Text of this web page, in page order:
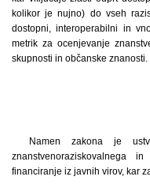
kolikor je nujno) do vseh
dostopni, interoperabilni in
metrik za ocenjevanje
skupnosti in občanske znanosti.
Namen zakona je
znanstvenoraziskovalnega
financiranje iz javnih virov, kar